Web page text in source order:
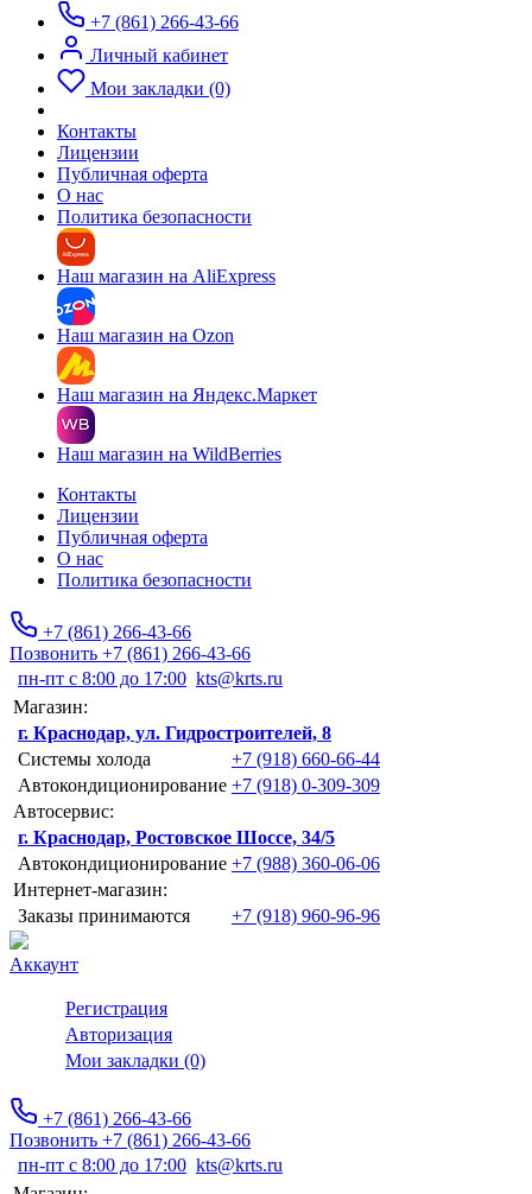
+7 (861) 266-43-66
Личный кабинет
Мои закладки (0)
Контакты
Лицензии
Публичная оферта
О нас
Политика безопасности
Наш магазин на AliExpress
Наш магазин на Ozon
Наш магазин на Яндекс.Маркет
Наш магазин на WildBerries
Контакты
Лицензии
Публичная оферта
О нас
Политика безопасности
+7 (861) 266-43-66
Позвонить +7 (861) 266-43-66
пн-пт с 8:00 до 17:00 kts@krts.ru
Магазин:
г. Краснодар, ул. Гидростроителей, 8
Системы холода
+7 (918) 660-66-44
Автокондиционирование +7 (918) 0-309-309
Автосервис:
г. Краснодар, Ростовское Шоссе, 34/5
Автокондиционирование +7 (988) 360-06-06
Интернет-магазин:
Заказы принимаются
+7 (918) 960-96-96
Аккаунт
Регистрация
Авторизация
Мои закладки (0)
+7 (861) 266-43-66
Позвонить +7 (861) 266-43-66
пн-пт с 8:00 до 17:00 kts@krts.ru